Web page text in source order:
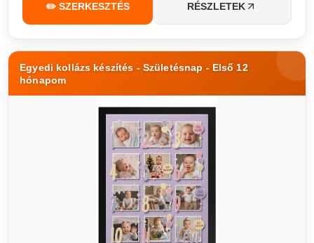
✏️ SZERKESZTÉS RÉSZLETEK
Egyedi kollázs készítés - Születésnap - Első 12
hónapom